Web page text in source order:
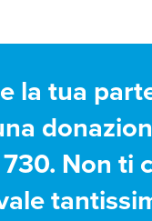
la tua
Non ti